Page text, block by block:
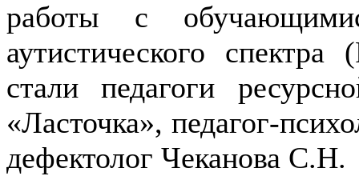
работы с
аутистического
стали педагоги
«Ласточка», педагог-
дефектолог Чеканова С.Н.